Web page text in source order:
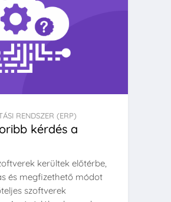
RENDSZER (ERP)
kérdés a
kerültek előtérbe,
és megfizethető módot
szoftverek